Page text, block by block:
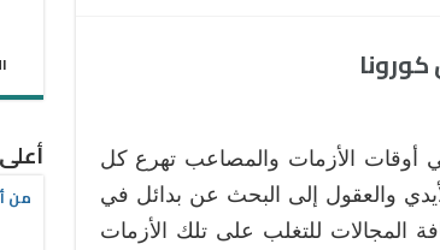
أوقات الأزمات والمصاعب تهرع كل
والعقول إلى البحث عن بدائل في
المجالات للتغلب على تلك الأزمات
من